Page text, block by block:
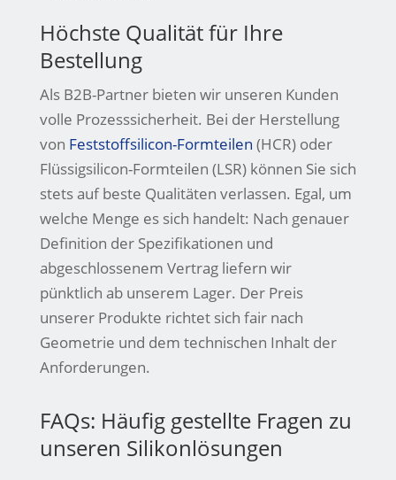
Höchste Qualität für Ihre
Bestellung
Als B2B-Partner bieten wir unseren Kunden
volle Prozesssicherheit. Bei der Herstellung
von Feststoffsilicon-Formteilen (HCR) oder
Flüssigsilicon-Formteilen (LSR) können Sie sich
stets auf beste Qualitäten verlassen. Egal, um
welche Menge es sich handelt: Nach genauer
Definition der Spezifikationen und
abgeschlossenem Vertrag liefern wir
pünktlich ab unserem Lager. Der Preis
unserer Produkte richtet sich fair nach
Geometrie und dem technischen Inhalt der
Anforderungen.
FAQs: Häufig gestellte Fragen zu
unseren Silikonlösungen